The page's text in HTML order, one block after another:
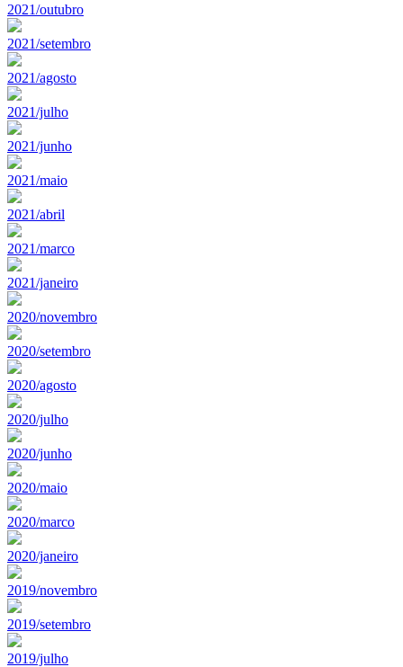
2021/outubro
2021/setembro
2021/agosto
2021/julho
2021/junho
2021/maio
2021/abril
2021/marco
2021/janeiro
2020/novembro
2020/setembro
2020/agosto
2020/julho
2020/junho
2020/maio
2020/marco
2020/janeiro
2019/novembro
2019/setembro
2019/julho